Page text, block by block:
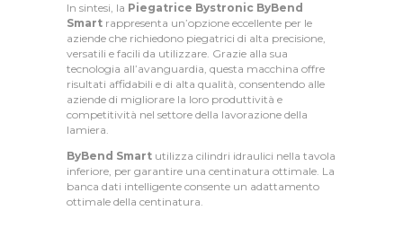
In sintesi, la Piegatrice Bystronic ByBend
Smart rappresenta un’opzione eccellente per le
aziende che richiedono piegatrici di alta precisione,
versatili e facili da utilizzare. Grazie alla sua
tecnologia all’avanguardia, questa macchina offre
risultati affidabili e di alta qualità, consentendo alle
aziende di migliorare la loro produttività e
competitività nel settore della lavorazione della
lamiera.
ByBend Smart utilizza cilindri idraulici nella tavola
inferiore, per garantire una centinatura ottimale. La
banca dati intelligente consente un adattamento
ottimale della centinatura.